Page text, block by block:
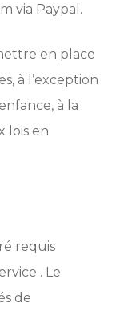
via Paypal.
en place
à l’exception
à la
lois en
requis
. Le
de